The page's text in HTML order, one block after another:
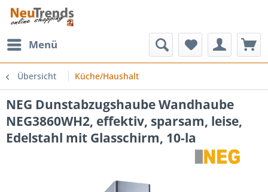
Menü
Übersicht Küche/Haushalt
NEG Dunstabzugshaube Wandhaube
NEG3860WH2, effektiv, sparsam, leise,
Edelstahl mit Glasschirm, 10-la